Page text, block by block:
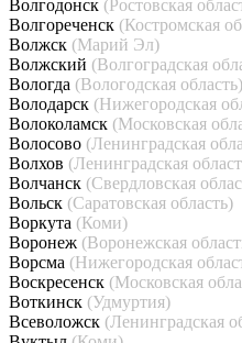
Волгодонск (Ростовская
Волгореченск (Костромская
Волжск (Марий Эл)
Волжский (Волгоградская
Вологда (Вологодская область)
Володарск (Нижегородская
Волоколамск (Московская
Волосово (Ленинградская
Волхов (Ленинградская
Волчанск (Свердловская
Вольск (Саратовская область)
Воркута (Коми)
Воронеж (Воронежская
Ворсма (Нижегородская
Воскресенск (Московская
Воткинск (Удмуртия)
Всеволожск (Ленинградская